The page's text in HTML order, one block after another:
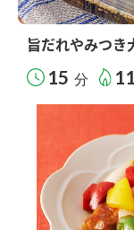
旨だれやみつき
15 分